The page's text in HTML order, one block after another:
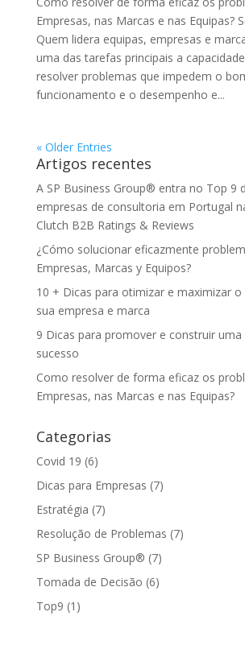
Empresas, nas Marcas e nas Equipas?
Quem lidera equipas, empresas e
uma das tarefas principais a
resolver problemas que impedem o
funcionamento e o desempenho e...
« Older Entries
Artigos recentes
A SP Business Group® entra no Top 9
empresas de consultoria em Portugal
Clutch B2B Ratings & Reviews
¿Cómo solucionar eficazmente
Empresas, Marcas y Equipos?
10 + Dicas para otimizar e maximizar
sua empresa e marca
9 Dicas para promover e construir uma
sucesso
Como resolver de forma eficaz os
Empresas, nas Marcas e nas Equipas?
Categorias
Covid 19 (6)
Dicas para Empresas (7)
Estratégia (7)
Resolução de Problemas (7)
SP Business Group® (7)
Tomada de Decisão (6)
Top9 (1)